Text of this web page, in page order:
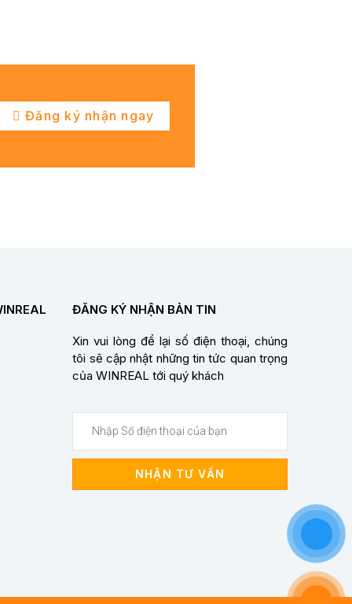
Đăng ký nhận ngay
ĐĂNG KÝ NHẬN BẢN TIN
Xin vui lòng để lại số điện thoại, chúng
tôi sẽ cập nhật những tin tức quan trọng
của WINREAL tới quý khách
NHẬN TƯ VẤN